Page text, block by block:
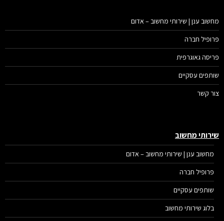
ענן | שירותי מחשוב – אדום
חברה
גאוגרפית
עסקיים
קשר
מחשוב
מחשוב ענן | שירותי מחשוב – אדום
פרופיל חברה
שותפים עסקיים
בלוג שירותי מחשוב